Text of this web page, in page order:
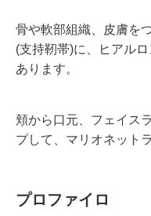
骨や軟部組織、皮膚を
(支持靭帯)に、ヒアル
あります。
頬から口元、フェイス
プして、マリオネット
プロファイロ